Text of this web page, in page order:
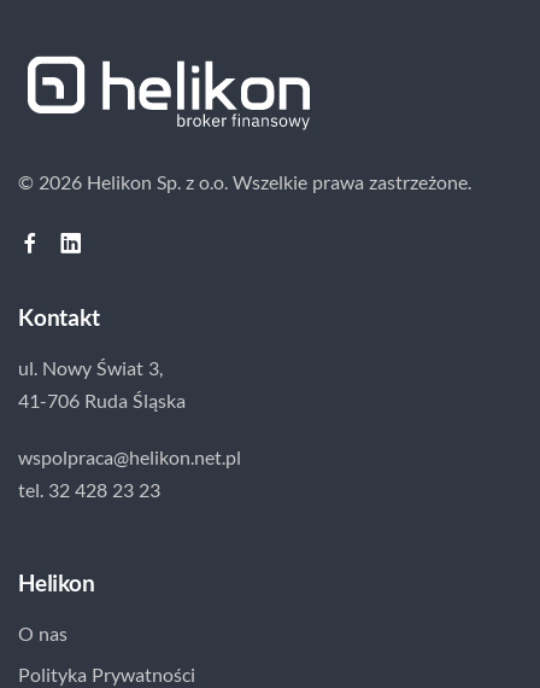
© 2026 Helikon Sp. z o.o. Wszelkie prawa zastrzeżone.
Kontakt
ul. Nowy Świat 3,
41-706 Ruda Śląska
wspolpraca@helikon.net.pl
tel. 32 428 23 23
Helikon
O nas
Polityka Prywatności